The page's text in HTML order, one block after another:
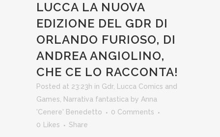
LUCCA LA NUOVA
EDIZIONE DEL GDR DI
ORLANDO FURIOSO, DI
ANDREA ANGIOLINO,
CHE CE LO RACCONTA!
Posted at 23:23h in Gdr,
Lucca Comics and
Games
Narrativa fantastica by Anna
'Cenere' Benedetto
0 Comments
0
Likes Share